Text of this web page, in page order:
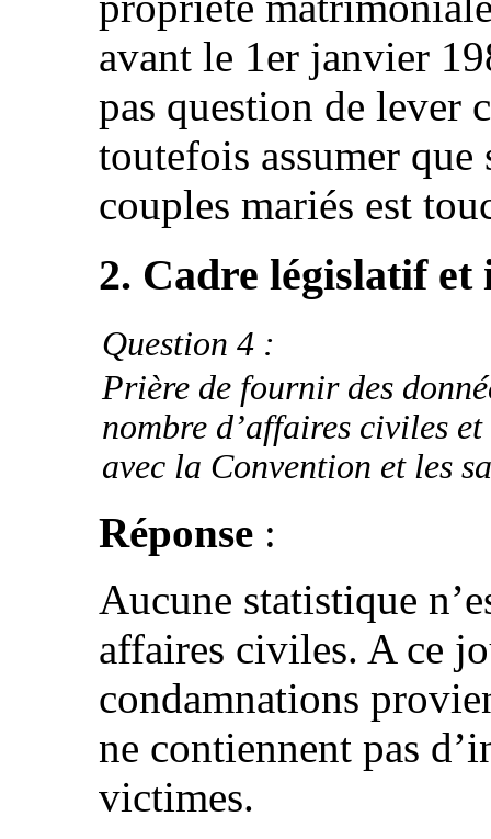
avant le 1er janvier
pas question de lever
toutefois assumer
couples mariés est
2. Cadre législatif
Question 4 :
Prière de fournir des
nombre d’affaires civiles
avec la Convention et les
Réponse :
Aucune statistique
affaires civiles. A ce
condamnations
ne contiennent pas
victimes.